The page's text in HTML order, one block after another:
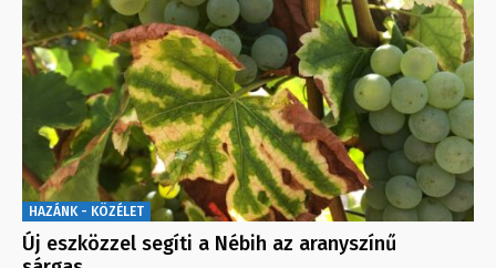
HAZÁNK - KÖZÉLET
Új eszközzel segíti a Nébih az aranyszínű